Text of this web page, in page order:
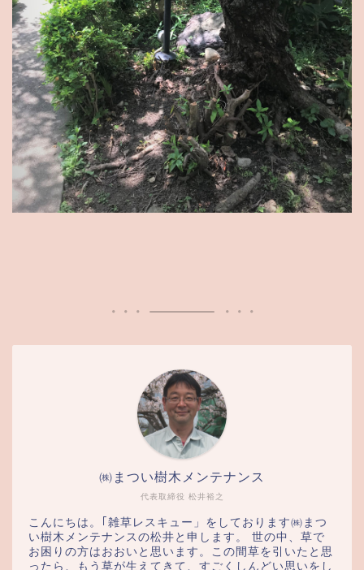
代表取締役 松井裕之
㈱まつい樹木メンテナンス
こんにちは。｢雑草レスキュー」をしております㈱まつ
い樹木メンテナンスの松井と申します。 世の中、草で
お困りの方はおおいと思います。この間草を引いたと思
ったら、もう草が生えてきて、すごくしんどい思いをし